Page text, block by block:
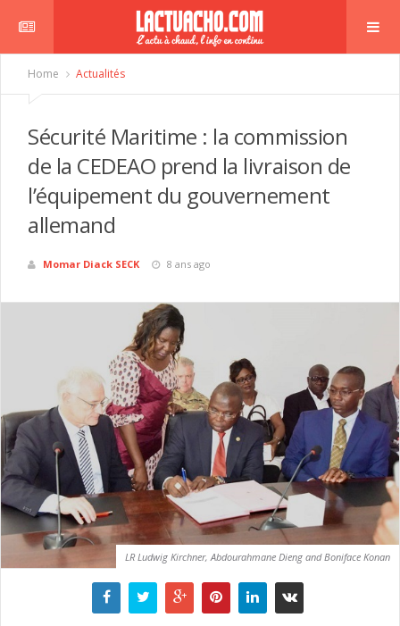
Home Actualités
Sécurité Maritime : la commission
de la CEDEAO prend la livraison de
l’équipement du gouvernement
allemand
Momar Diack SECK 8 ans ago
LR Ludwig Kirchner, Abdourahmane Dieng and Boniface Konan